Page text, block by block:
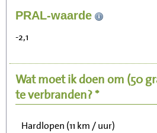
PRAL-waarde
-2,1
Wat moet ik doen om (50
te verbranden? *
Zitten, tv kijken
Wandelen (5 km/uur)
Hardlopen (11 km / uur)